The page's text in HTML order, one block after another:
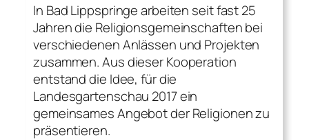
In Bad Lippspringe arbeiten seit fast 25
Jahren die Religionsgemeinschaften bei
verschiedenen Anlässen und Projekten
zusammen. Aus dieser Kooperation
entstand die Idee, für die
Landesgartenschau 2017 ein
gemeinsames Angebot der Religionen zu
präsentieren.